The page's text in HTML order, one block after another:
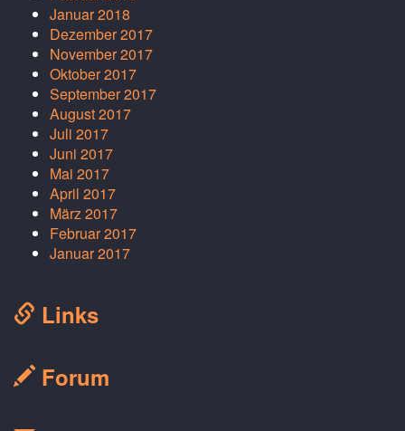
Januar 2018
Dezember 2017
November 2017
Oktober 2017
September 2017
August 2017
Juli 2017
Juni 2017
Mai 2017
April 2017
März 2017
Februar 2017
Januar 2017
Links
Forum